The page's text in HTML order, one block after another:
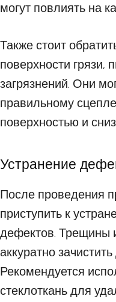
могут повлиять на
Также стоит
поверхности грязи,
загрязнений. Они
правильному
поверхностью и
Устранение
После проведения
приступить к
дефектов. Трещины
аккуратно
Рекомендуется
стеклоткань для